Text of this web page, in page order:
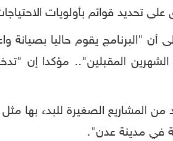
على تحديد قوائم بأولويات
أن "البرنامج يقوم حاليا
المقبلين".. مؤكدا إن
من المشاريع الصغيرة للبدء بها
في مدينة عدن".